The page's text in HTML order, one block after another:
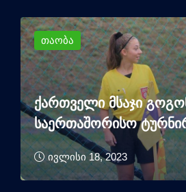
თაობა
ქართველი მსაჯი
საერთაშორისო
ივლისი 18, 2023